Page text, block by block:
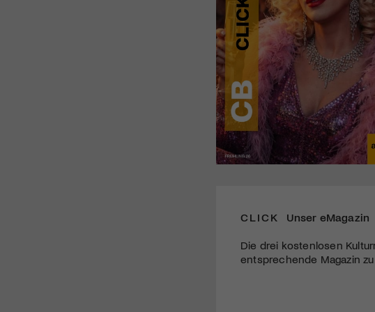
CLICK Unser eMagazin
Die drei kostenlosen
entsprechende Magazin